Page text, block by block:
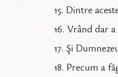
15. Dintre
16. Vrând dar
17. Şi
18. Precum a